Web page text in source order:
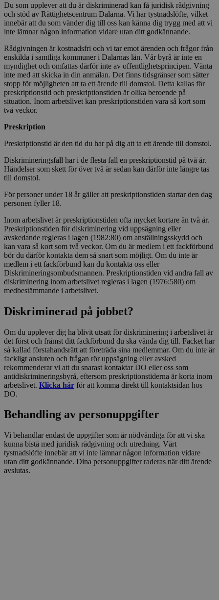
Du som upplever att du är diskriminerad kan få juridisk rådgivning
och stöd av Rättighetscentrum Dalarna. Vi har tystnadslöfte, vilket
innebär att du som vänder dig till oss kan känna dig trygg med att vi
inte lämnar någon information vidare utan ditt godkännande.
Rådgivningen är kostnadsfri och vi tar emot ärenden och frågor från
enskilda i samtliga kommuner i Dalarnas län. Vår byrå är inte en
myndighet och omfattas därför inte av offentlighetsprincipen. Vänta
inte med att skicka in din anmälan. Det finns tidsgränser som sätter
stopp för möjligheten att ta ett ärende till domstol. Detta kallas för
preskriptionstid och preskriptionstiden är olika beroende på
situation. Inom arbetslivet kan preskriptionstiden vara så kort som
två veckor.
Preskription
Preskriptionstid är den tid du har på dig att ta ett ärende till domstol.
Diskrimineringsfall har i de flesta fall en preskriptionstid på två år.
Händelser som skett för över två år sedan kan därför inte längre tas
till domstol.
För personer under 18 år gäller att preskriptionstiden startar den dag
personen fyller 18.
Inom arbetslivet är preskriptionstiden ofta mycket kortare än två år.
Preskriptionstiden för diskriminering vid uppsägning eller
avskedande regleras i lagen (1982:80) om anställningsskydd och
kan vara så kort som två veckor. Om du är medlem i ett fackförbund
bör du därför kontakta dem så snart som möjligt. Om du inte är
medlem i ett fackförbund kan du kontakta oss eller
Diskrimineringsombudsmannen. Preskriptionstiden vid andra fall av
diskriminering inom arbetslivet regleras i lagen (1976:580) om
medbestämmande i arbetslivet.
Diskriminerad på jobbet?
Om du upplever dig ha blivit utsatt för diskriminering i arbetslivet är
det först och främst ditt fackförbund du ska vända dig till. Facket har
så kallad förstahandsrätt att företräda sina medlemmar. Om du inte är
fackligt ansluten och frågan rör uppsägning eller avsked
rekommenderar vi att du snarast kontaktar DO eller oss som
antidiskrimineringsbyrå, eftersom preskriptionstiderna är korta inom
arbetslivet. Klicka här för att komma direkt till kontaktsidan hos
DO.
Behandling av personuppgifter
Vi behandlar endast de uppgifter som är nödvändiga för att vi ska
kunna bistå med juridisk rådgivning och utredning. Vårt
tystnadslöfte innebär att vi inte lämnar någon information vidare
utan ditt godkännande. Dina personuppgifter raderas när ditt ärende
avslutas.